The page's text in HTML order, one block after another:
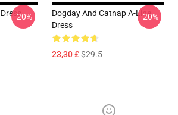
-20%
Dogday And Catnap A-Line
Dress
23,30 £$29.5
-20%